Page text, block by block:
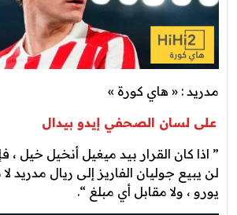
مدريد : « هاي كورة »
على لسان الصحفي إيدو بيدال
” اذا كان القرار بيد ميغيل أنخيل خيل ،
يورو ، ولا مقابل أي مبلغ “.